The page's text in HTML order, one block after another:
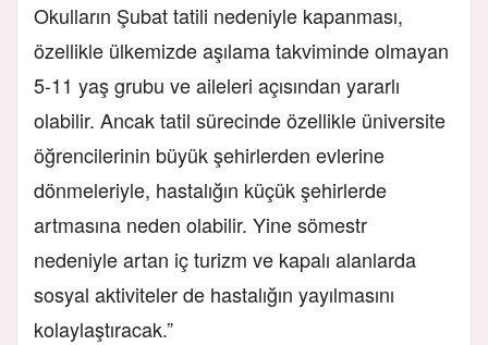
Okulların Şubat tatili nedeniyle kapanması,
özellikle ülkemizde aşılama takviminde olmayan
5-11 yaş grubu ve aileleri açısından yararlı
olabilir. Ancak tatil sürecinde özellikle üniversite
öğrencilerinin büyük şehirlerden evlerine
dönmeleriyle, hastalığın küçük şehirlerde
artmasına neden olabilir. Yine sömestr
nedeniyle artan iç turizm ve kapalı alanlarda
sosyal aktiviteler de hastalığın yayılmasını
kolaylaştıracak.”